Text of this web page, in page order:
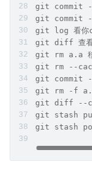
git commit -a
git commit -
git log 看你
git diff 查看
git rm a.a 移
git rm --
git commit -
git rm -f a.a
git diff --
git stash
git stash pop